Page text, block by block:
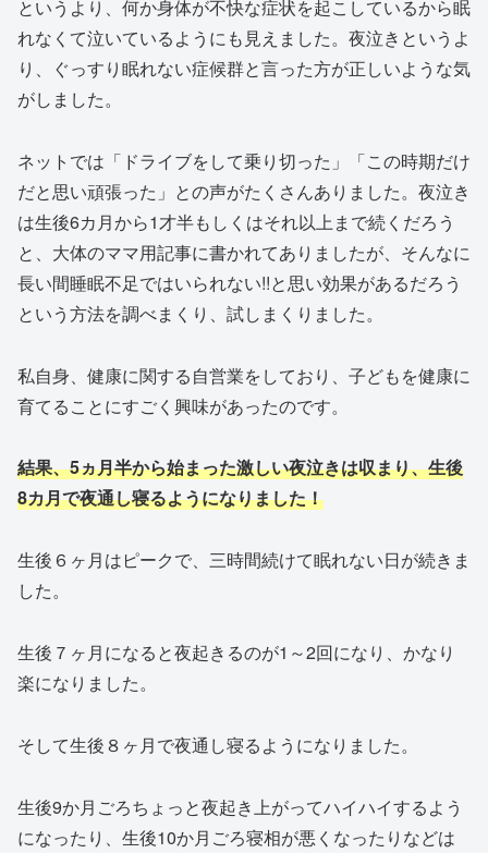
というより、何か身体が不快な症状を起こしているから眠
れなくて泣いているようにも見えました。夜泣きというよ
り、ぐっすり眠れない症候群と言った方が正しいような気
がしました。
ネットでは「ドライブをして乗り切った」「この時期だけ
だと思い頑張った」との声がたくさんありました。夜泣き
は生後6カ月から1才半もしくはそれ以上まで続くだろう
と、大体のママ用記事に書かれてありましたが、そんなに
長い間睡眠不足ではいられない!!と思い効果があるだろう
という方法を調べまくり、試しまくりました。
私自身、健康に関する自営業をしており、子どもを健康に
育てることにすごく興味があったのです。
結果、5ヵ月半から始まった激しい夜泣きは収まり、生後
8カ月で夜通し寝るようになりました！
生後６ヶ月はピークで、三時間続けて眠れない日が続きま
した。
生後７ヶ月になると夜起きるのが1～2回になり、かなり
楽になりました。
そして生後８ヶ月で夜通し寝るようになりました。
生後9か月ごろちょっと夜起き上がってハイハイするよう
になったり、生後10か月ごろ寝相が悪くなったりなどは